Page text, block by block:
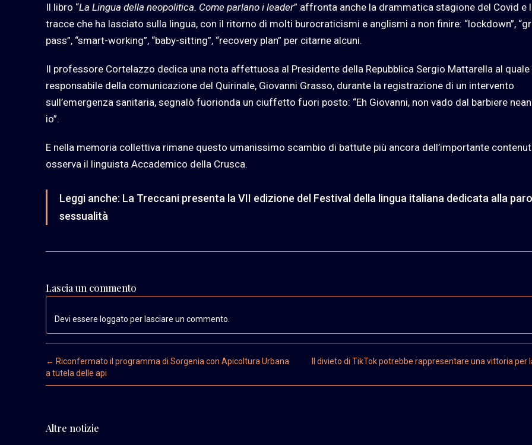
Il libro “La Lingua della neopolitica. Come parlano i leader” affronta anche la drammatica stagione del Covid e
tracce che ha lasciato sulla lingua, con il ritorno di molti burocraticismi e anglismi a non finire: “lockdown”,
pass”, “smart-working”, “baby-sitting”, “recovery plan” per citarne alcuni.
Il professore Cortelazzo dedica una nota affettuosa al Presidente della Repubblica Sergio Mattarella al quale
responsabile della comunicazione del Quirinale, Giovanni Grasso, durante la registrazione di un intervento
sull’emergenza sanitaria, segnalò fuorionda un ciuffetto fuori posto: “Eh Giovanni, non vado dal barbiere
io”.
E nella memoria collettiva rimane questo umanissimo scambio di battute più ancora dell’importante
osserva il linguista Accademico della Crusca.
Leggi anche: La Treccani presenta la VII edizione del Festival della lingua italiana dedicata alla
sessualità
Lascia un commento
Devi essere loggato per lasciare un commento.
Post navigation
← Riconfermato il programma di Sorgenia con Apicoltura Urbana
a tutela delle api
Il divieto di TikTok potrebbe rappresentare una vittoria per
Altre notizie